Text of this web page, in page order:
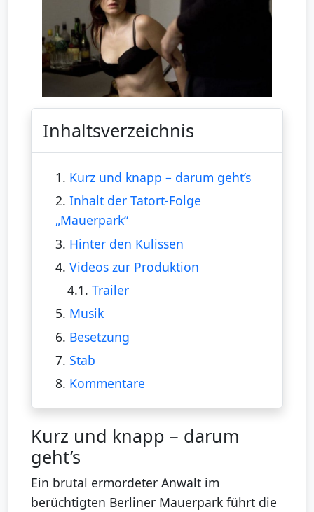
Inhaltsverzeichnis
1. Kurz und knapp – darum geht’s
2. Inhalt der Tatort-Folge
„Mauerpark“
3. Hinter den Kulissen
4. Videos zur Produktion
4.1.Trailer
5. Musik
6. Besetzung
7. Stab
8. Kommentare
Kurz und knapp – darum
geht’s
Ein brutal ermordeter Anwalt im
berüchtigten Berliner Mauerpark führt die